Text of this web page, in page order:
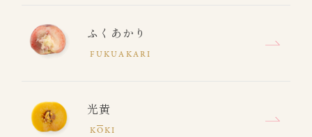
ふくあかり
FUKUAKARI
光黄
KOKI